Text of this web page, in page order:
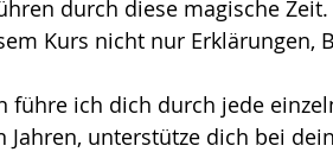
durch diese magische Zeit.
Kurs nicht nur Erklärungen,
ich dich durch jede
unterstütze dich bei